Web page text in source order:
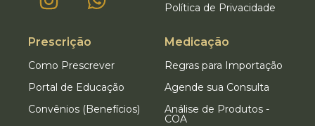
Política de Privacidade
Prescrição
Como Prescrever
Portal de Educação
Convênios (Benefícios)
Medicação
Regras para Importação
Agende sua Consulta
Análise de Produtos -
COA